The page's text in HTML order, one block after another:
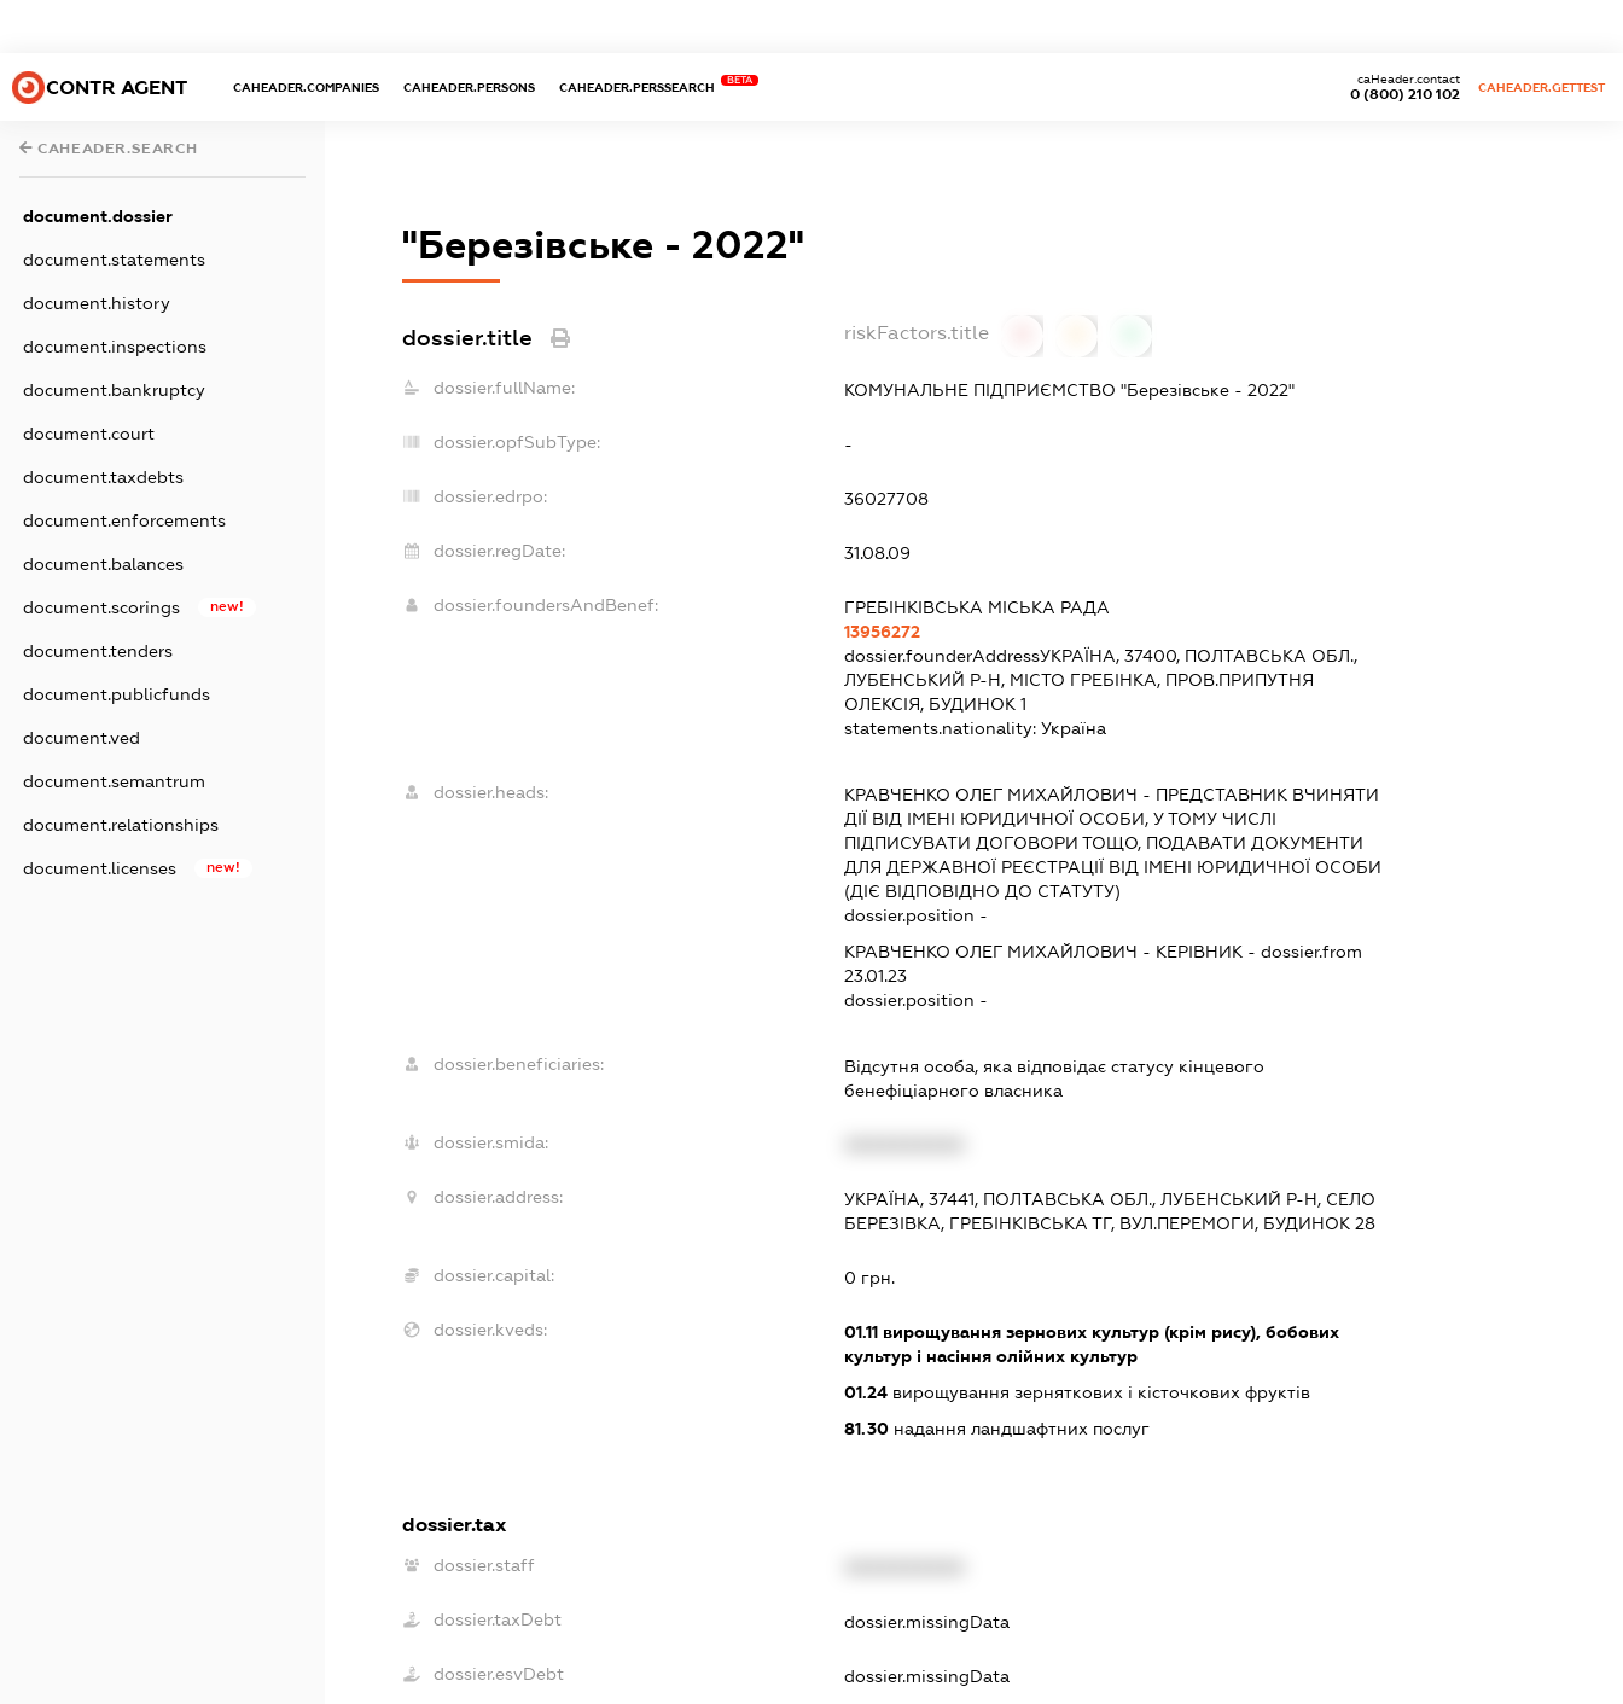
CONTR AGENT CAHEADER.COMPANIES CAHEADER.PERSONS CAHEADER.PERSSEARCH
BETA
0 (800) 210 102
caHeader.contact
CAHEADER.GETTEST
CAHEADER.SEARCH
document.dossier
document.statements
document.history
document.inspections
document.bankruptcy
document.court
document.taxdebts
document.enforcements
document.balances
document.scorings new!
document.tenders
document.publicfunds
document.ved
document.semantrum
document.relationships
document.licenses new!
"Березівське - 2022"
dossier.title riskFactors.title
dossier.fullName: КОМУНАЛЬНЕ ПІДПРИЄМСТВО "Березівське - 2022"
dossier.opfSubType: -
dossier.edrpo: 36027708
dossier.regDate: 31.08.09
dossier.foundersAndBenef:
ГРЕБІНКІВСЬКА МІСЬКА РАДА
13956272
dossier.founderAddressУКРАЇНА, 37400, ПОЛТАВСЬКА ОБЛ.,
ЛУБЕНСЬКИЙ Р-Н, МІСТО ГРЕБІНКА, ПРОВ.ПРИПУТНЯ
ОЛЕКСІЯ, БУДИНОК 1
statements.nationality: Україна
dossier.heads: КРАВЧЕНКО ОЛЕГ МИХАЙЛОВИЧ - ПРЕДСТАВНИК ВЧИНЯТИ
ДІЇ ВІД ІМЕНІ ЮРИДИЧНОЇ ОСОБИ, У ТОМУ ЧИСЛІ
ПІДПИСУВАТИ ДОГОВОРИ ТОЩО, ПОДАВАТИ ДОКУМЕНТИ
ДЛЯ ДЕРЖАВНОЇ РЕЄСТРАЦІЇ ВІД ІМЕНІ ЮРИДИЧНОЇ ОСОБИ
(ДІЄ ВІДПОВІДНО ДО СТАТУТУ)
dossier.position -
КРАВЧЕНКО ОЛЕГ МИХАЙЛОВИЧ - КЕРІВНИК - dossier.from
23.01.23
dossier.position -
dossier.beneficiaries:
Відсутня особа, яка відповідає статусу кінцевого
бенефіціарного власника
dossier.smida:
dossier.address:
УКРАЇНА, 37441, ПОЛТАВСЬКА ОБЛ., ЛУБЕНСЬКИЙ Р-Н, СЕЛО
БЕРЕЗІВКА, ГРЕБІНКІВСЬКА ТГ, ВУЛ.ПЕРЕМОГИ, БУДИНОК 28
dossier.capital: 0 грн.
dossier.kveds: 01.11вирощування зернових культур (крім рису), бобових
культур і насіння олійних культур
01.24вирощування зерняткових і кісточкових фруктів
81.30надання ландшафтних послуг
dossier.tax
dossier.staff
dossier.taxDebt dossier.missingData
dossier.esvDebt dossier.missingData